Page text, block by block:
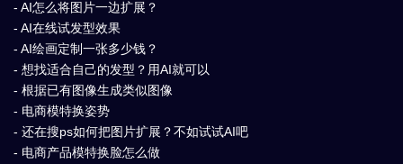
- AI怎么将图片一边扩展？
- AI在线试发型效果
- AI绘画定制一张多少钱？
- 想找适合自己的发型？用AI就可以
- 根据已有图像生成类似图像
- 电商模特换姿势
- 还在搜ps如何把图片扩展？不如试试AI吧
- 电商产品模特换脸怎么做